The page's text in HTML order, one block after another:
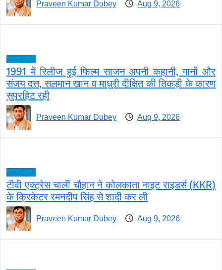
Praveen Kumar Dubey Aug 9, 2026
1991 में रिलीज हुई फिल्म साजन अपनी कहानी, गानों और
संजय दत्त, सलमान खान व माधुरी दीक्षित की तिकड़ी के कारण
सुपरहिट रही
Praveen Kumar Dubey Aug 9, 2026
टीवी एक्ट्रेस चार्ली चौहान ने कोलकाता नाइट राइडर्स (KKR)
के क्रिकेटर रमनदीप सिंह से शादी कर ली
Praveen Kumar Dubey Aug 9, 2026